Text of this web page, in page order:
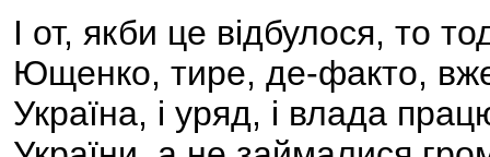
І от, якби це відбулося, то
Ющенко, тире, де-факто,
Україна, і уряд, і влада